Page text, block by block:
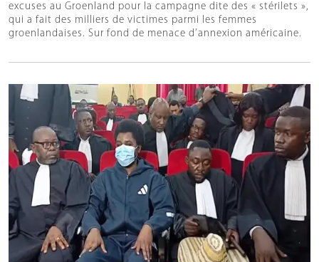
excuses au Groenland pour la campagne dite des « stérilets »,
qui a fait des milliers de victimes parmi les femmes
groenlandaises. Sur fond de menace d’annexion américaine.